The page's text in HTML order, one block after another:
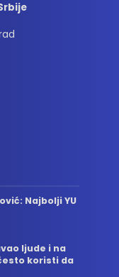
Najbolji YU
ljude i na
koristi da